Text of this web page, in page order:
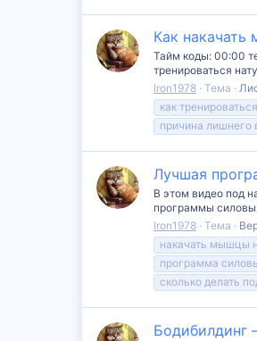
Как
Тайм коды: 00:00
тренироваться
Iron1978 Тема
как
причина лишнего
Лучшая
В этом видео под
программы
Iron1978 Тема
накачать мышцы
программа
сколько делать
Бодибилдинг